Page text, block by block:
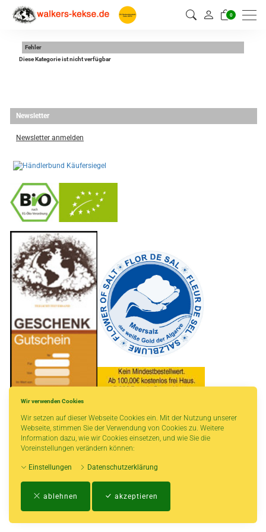
Wir verwenden Cookies
Wir setzen auf dieser Webseite Cookies ein. Mit der Nutzung unserer
Webseite, stimmen Sie der Verwendung von Cookies zu. Weitere
Information dazu, wie wir Cookies einsetzen, und wie Sie die
Voreinstellungen verändern können:
Einstellungen Datenschutzerklärung
ablehnen akzeptieren
0
Fehler
Diese Kategorie ist nicht verfügbar
Newsletter
Newsletter anmelden
* gilt für Lieferungen innerhalb Deutschlands, Lieferzeiten für andere Länder
entnehmen Sie bitte der Schaltfläche mit den Versandinformationen.
Impressum-AGB-Zahlungs- und Versandbedingungen
Biozertifikat
Widerrufsrecht Datenschutzerklärung